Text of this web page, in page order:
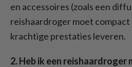
en accessoires (zoals een
reishaardroger moet compact
krachtige prestaties leveren.
2. Heb ik een reishaardroger